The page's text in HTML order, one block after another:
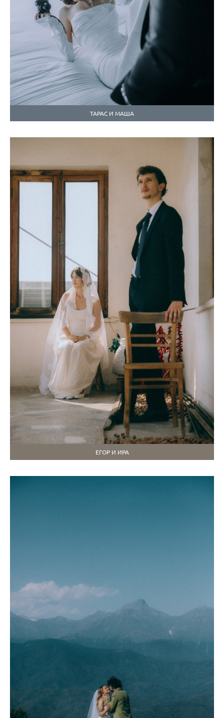
ТАРАС И МАША
ЕГОР И ИРА